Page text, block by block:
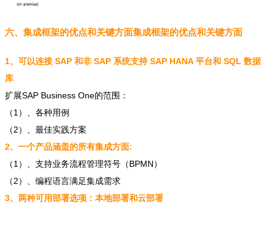
六、集成框架的优点和关键方面集成框架的优点和关键方面
1、可以连接 SAP 和非 SAP 系统支持 SAP HANA 平台和 SQL 数据
库
扩展SAP Business One的范围：
（1）、各种用例
（2）、最佳实践方案
2、一个产品涵盖的所有集成方面:
（1）、支持业务流程管理符号（BPMN）
（2）、编程语言满足集成需求
3、两种可用部署选项：本地部署和云部署